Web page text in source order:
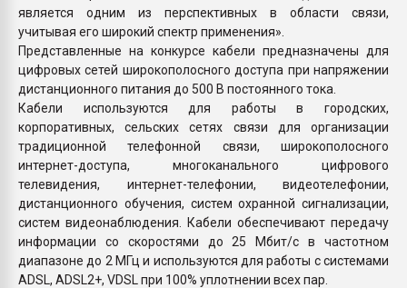
является одним из перспективных в области связи,
учитывая его широкий спектр применения».
Представленные на конкурсе кабели предназначены для
цифровых сетей широкополосного доступа при напряжении
дистанционного питания до 500 В постоянного тока.
Кабели используются для работы в городских,
корпоративных, сельских сетях связи для организации
традиционной телефонной связи, широкополосного
интернет-доступа, многоканального цифрового
телевидения, интернет-телефонии, видеотелефонии,
дистанционного обучения, систем охранной сигнализации,
систем видеонаблюдения. Кабели обеспечивают передачу
информации со скоростями до 25 Мбит/с в частотном
диапазоне до 2 МГц и используются для работы с системами
ADSL, ADSL2+, VDSL при 100% уплотнении всех пар.